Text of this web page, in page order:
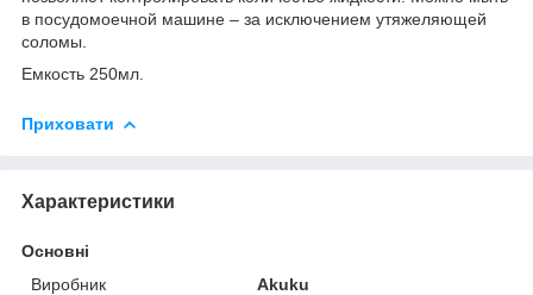
в посудомоечной машине – за исключением утяжеляющей
соломы.
Емкость 250мл.
Приховати
Характеристики
Основні
Виробник
Akuku